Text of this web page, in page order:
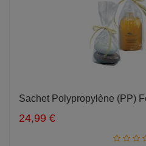
Sachet Polypropylène (PP)
24,99 €